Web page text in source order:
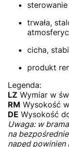
sterowanie
trwała,
cicha,
produkt
Legenda:
LZ Wymiar w
RM Wysokość
DE Wysokość
Uwaga: w
na
napęd